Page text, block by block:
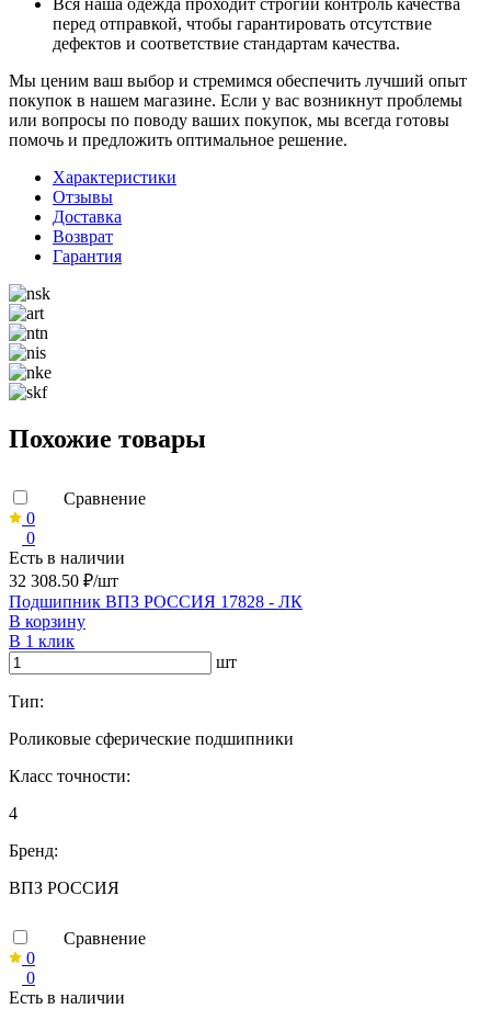
перед отправкой, чтобы гарантировать отсутствие
дефектов и соответствие стандартам качества.
Мы ценим ваш выбор и стремимся обеспечить лучший опыт
покупок в нашем магазине. Если у вас возникнут проблемы
или вопросы по поводу ваших покупок, мы всегда готовы
помочь и предложить оптимальное решение.
Характеристики
Отзывы
Доставка
Возврат
Гарантия
Похожие товары
Сравнение
0
0
Есть в наличии
32 308.50 ₽/шт
Подшипник ВПЗ РОССИЯ 17828 - ЛК
В корзину
В 1 клик
шт
Тип:
Роликовые сферические подшипники
Класс точности:
4
Бренд:
ВПЗ РОССИЯ
Сравнение
0
0
Есть в наличии